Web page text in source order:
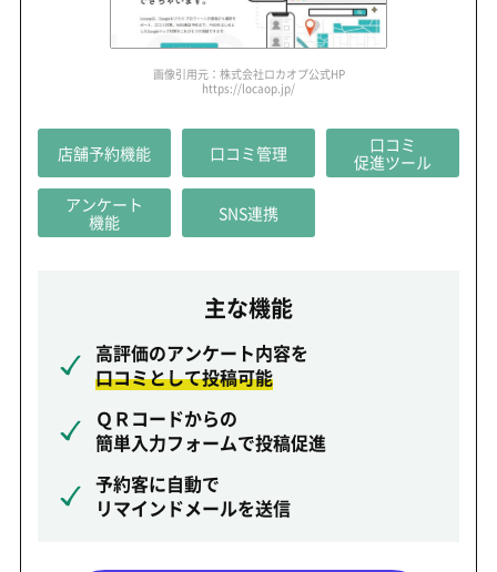
画像引用元：株式会社ロカオプ公式HP
https://locaop.jp/
店舗予約機能 口コミ管理
口コミ
促進ツール
アンケート
機能
SNS連携
主な機能
高評価のアンケート内容を
口コミとして投稿可能
ＱＲコードからの
簡単入力フォームで投稿促進
予約客に自動で
リマインドメールを送信